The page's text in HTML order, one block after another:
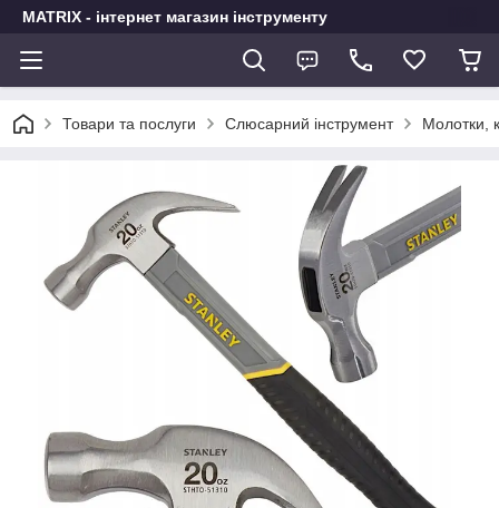
MATRIX - інтернет магазин інструменту
Товари та послуги Слюсарний інструмент Молотки,